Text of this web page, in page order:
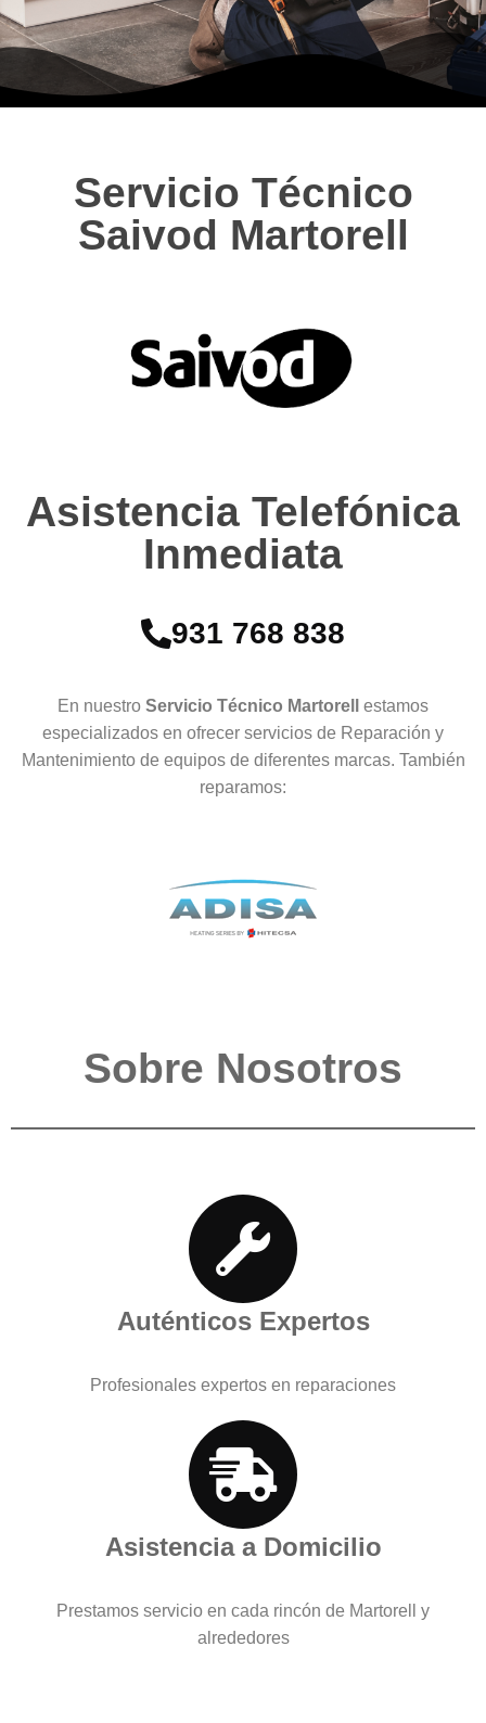
Servicio Técnico
Saivod Martorell
Asistencia Telefónica
Inmediata
931 768 838
En nuestro Servicio Técnico Martorell estamos
especializados en ofrecer servicios de Reparación y
Mantenimiento de equipos de diferentes marcas. También
reparamos:
Sobre Nosotros
Auténticos Expertos
Profesionales expertos en reparaciones
Asistencia a Domicilio
Prestamos servicio en cada rincón de Martorell y
alrededores